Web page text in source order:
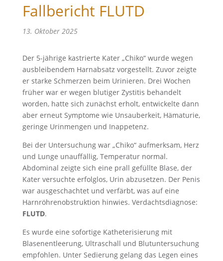
Fallbericht FLUTD
13. Oktober 2025
Der 5-jährige kastrierte Kater „Chiko“ wurde wegen
ausbleibendem Harnabsatz vorgestellt. Zuvor zeigte
er starke Schmerzen beim Urinieren. Drei Wochen
früher war er wegen blutiger Zystitis behandelt
worden, hatte sich zunächst erholt, entwickelte dann
aber erneut Symptome wie Unsauberkeit, Hämaturie,
geringe Urinmengen und Inappetenz.
Bei der Untersuchung war „Chiko“ aufmerksam, Herz
und Lunge unauffällig, Temperatur normal.
Abdominal zeigte sich eine prall gefüllte Blase, der
Kater versuchte erfolglos, Urin abzusetzen. Der Penis
war ausgeschachtet und verfärbt, was auf eine
Harnröhrenobstruktion hinwies. Verdachtsdiagnose:
FLUTD.
Es wurde eine sofortige Katheterisierung mit
Blasenentleerung, Ultraschall und Blutuntersuchung
empfohlen. Unter Sedierung gelang das Legen eines